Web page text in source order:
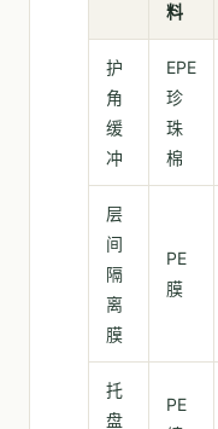
料
护
角
缓
冲
EPE
珍
珠
棉
层
间
隔
离
膜
PE
膜
托
盘
PE